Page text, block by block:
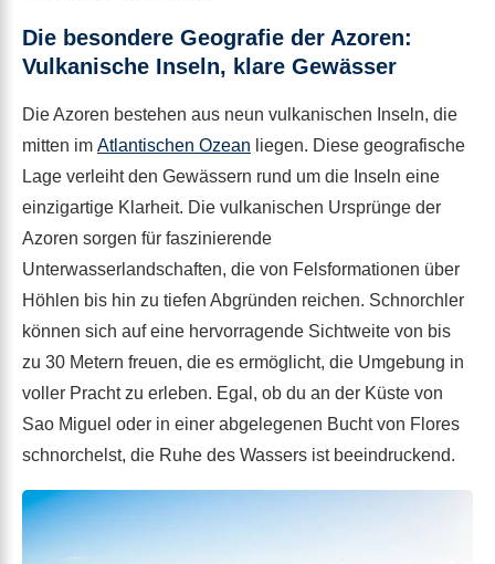
Die besondere Geografie der Azoren:
Vulkanische Inseln, klare Gewässer
Die Azoren bestehen aus neun vulkanischen Inseln, die
mitten im Atlantischen Ozean liegen. Diese geografische
Lage verleiht den Gewässern rund um die Inseln eine
einzigartige Klarheit. Die vulkanischen Ursprünge der
Azoren sorgen für faszinierende
Unterwasserlandschaften, die von Felsformationen über
Höhlen bis hin zu tiefen Abgründen reichen. Schnorchler
können sich auf eine hervorragende Sichtweite von bis
zu 30 Metern freuen, die es ermöglicht, die Umgebung in
voller Pracht zu erleben. Egal, ob du an der Küste von
Sao Miguel oder in einer abgelegenen Bucht von Flores
schnorchelst, die Ruhe des Wassers ist beeindruckend.